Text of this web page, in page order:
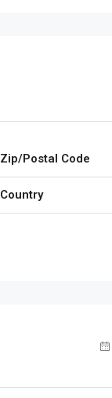
Zip/Postal Code
Country